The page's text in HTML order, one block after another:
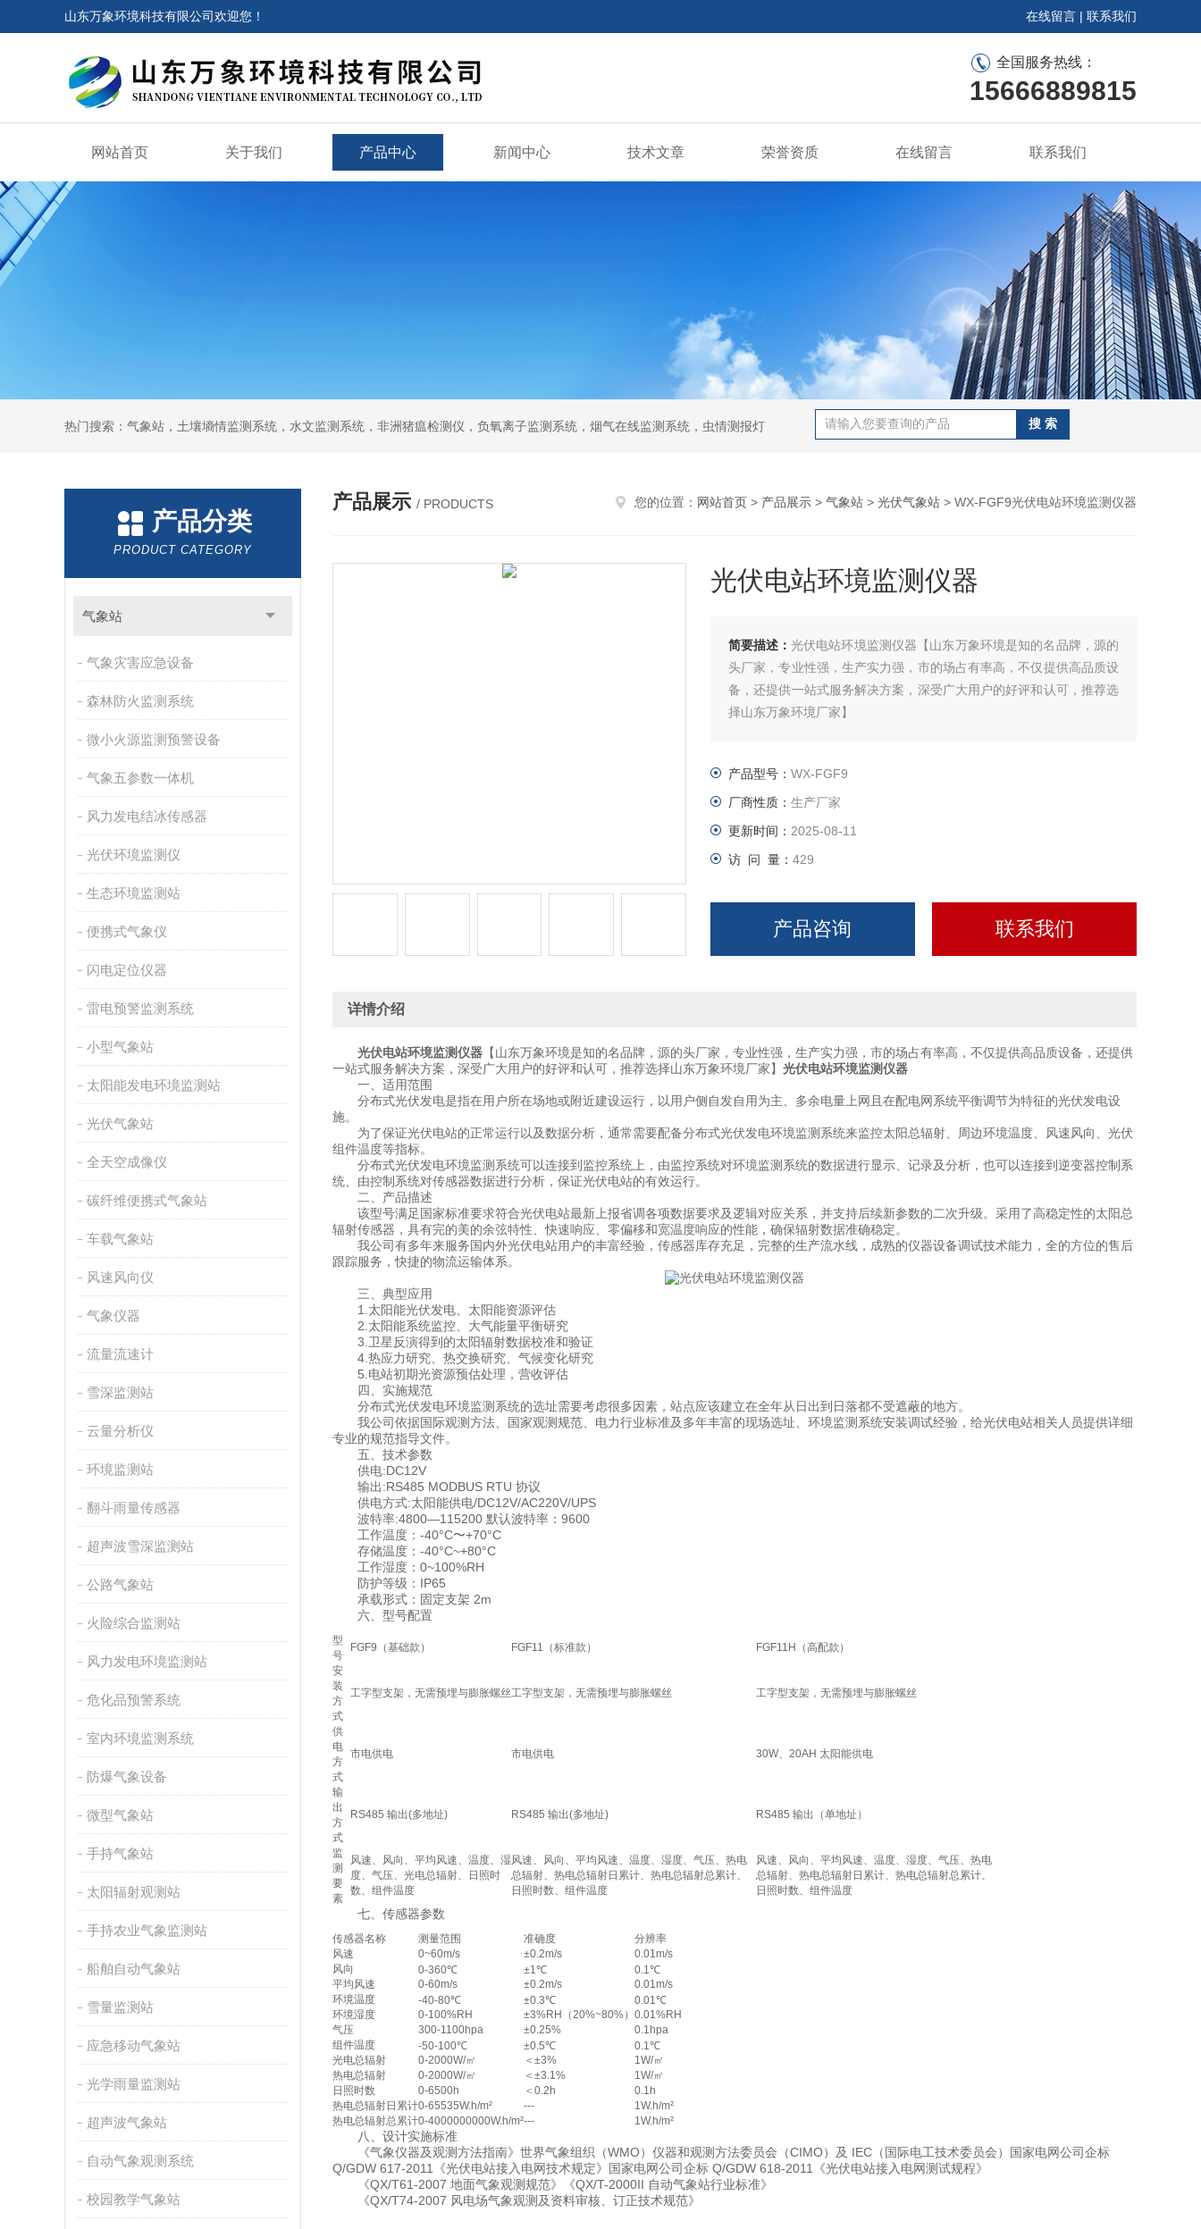
山东万象环境科技有限公司欢迎您！ 在线留言 | 联系我们
全国服务热线：
15666889815
网站首页 关于我们 产品中心 新闻中心 技术文章 荣誉资质 在线留言 联系我们
热门搜索：气象站，土壤墒情监测系统，水文监测系统，非洲猪瘟检测仪，负氧离子监测系统，烟气在线监测系统，虫情测报灯
产品分类
PRODUCT CATEGORY
气象站
气象灾害应急设备
森林防火监测系统
微小火源监测预警设备
气象五参数一体机
风力发电结冰传感器
光伏环境监测仪
生态环境监测站
便携式气象仪
闪电定位仪器
雷电预警监测系统
小型气象站
太阳能发电环境监测站
光伏气象站
全天空成像仪
碳纤维便携式气象站
车载气象站
风速风向仪
气象仪器
流量流速计
雪深监测站
云量分析仪
环境监测站
翻斗雨量传感器
超声波雪深监测站
公路气象站
火险综合监测站
风力发电环境监测站
危化品预警系统
室内环境监测系统
防爆气象设备
微型气象站
手持气象站
太阳辐射观测站
手持农业气象监测站
船舶自动气象站
雪量监测站
应急移动气象站
光学雨量监测站
超声波气象站
自动气象观测系统
校园教学气象站
产品展示 / PRODUCTS 您的位置： 网站首页 > 产品展示 > 气象站 > 光伏气象站 > WX-FGF9光伏电站环境监测仪器
光伏电站环境监测仪器
简要描述： 光伏电站环境监测仪器【山东万象环境是知的名品牌，源的
头厂家，专业性强，生产实力强，市的场占有率高，不仅提供高品质设
备，还提供一站式服务解决方案，深受广大用户的好评和认可，推荐选
择山东万象环境厂家】
产品型号： WX-FGF9
厂商性质： 生产厂家
更新时间： 2025-08-11
访 问 量： 429
产品咨询 联系我们
详情介绍
光伏电站环境监测仪器 【山东万象环境是知的名品牌，源的头厂家，专业性强，生产实力强，市的场占有率高，不仅提供高品质设备，还提供
一站式服务解决方案，深受广大用户的好评和认可，推荐选择山东万象环境厂家】 光伏电站环境监测仪器
一、适用范围
分布式光伏发电是指在用户所在场地或附近建设运行，以用户侧自发自用为主、多余电量上网且在配电网系统平衡调节为特征的光伏发电设
施。
为了保证光伏电站的正常运行以及数据分析，通常需要配备分布式光伏发电环境监测系统来监控太阳总辐射、周边环境温度、风速风向、光伏
组件温度等指标。
分布式光伏发电环境监测系统可以连接到监控系统上，由监控系统对环境监测系统的数据进行显示、记录及分析，也可以连接到逆变器控制系
统、由控制系统对传感器数据进行分析，保证光伏电站的有效运行。
二、产品描述
该型号满足国家标准要求符合光伏电站最新上报省调各项数据要求及逻辑对应关系，并支持后续新参数的二次升级。采用了高稳定性的太阳总
辐射传感器，具有完的美的余弦特性、快速响应、零偏移和宽温度响应的性能，确保辐射数据准确稳定。
我公司有多年来服务国内外光伏电站用户的丰富经验，传感器库存充足，完整的生产流水线，成熟的仪器设备调试技术能力，全的方位的售后
跟踪服务，快捷的物流运输体系。
三、典型应用
1.太阳能光伏发电、太阳能资源评估
2.太阳能系统监控、大气能量平衡研究
3.卫星反演得到的太阳辐射数据校准和验证
4.热应力研究、热交换研究、气候变化研究
5.电站初期光资源预估处理，营收评估
四、实施规范
分布式光伏发电环境监测系统的选址需要考虑很多因素，站点应该建立在全年从日出到日落都不受遮蔽的地方。
我公司依据国际观测方法、国家观测规范、电力行业标准及多年丰富的现场选址、环境监测系统安装调试经验，给光伏电站相关人员提供详细
专业的规范指导文件。
五、技术参数
供电:DC12V
输出:RS485 MODBUS RTU 协议
供电方式:太阳能供电/DC12V/AC220V/UPS
波特率:4800—115200 默认波特率：9600
工作温度：-40°C〜+70°C
存储温度：-40°C~+80°C
工作湿度：0~100%RH
防护等级：IP65
承载形式：固定支架 2m
六、型号配置
型
号
FGF9（基础款） FGF11（标准款）
FGF11H（高配款）
安
装
方
式
工字型支架，无需预埋与膨胀螺丝工字型支架，无需预埋与膨胀螺丝 工字型支架，无需预埋与膨胀螺丝
供
电
方
式
市电供电 市电供电 30W、20AH 太阳能供电
输
出
方
式
RS485 输出(多地址) RS485 输出(多地址) RS485 输出（单地址）
监
测
要
素
风速、风向、平均风速、温度、湿
度、气压、光电总辐射、日照时
数、组件温度
风速、风向、平均风速、温度、湿度、气压、热电
总辐射、热电总辐射日累计、热电总辐射总累计、
日照时数、组件温度
风速、风向、平均风速、温度、湿度、气压、热电
总辐射、热电总辐射日累计、热电总辐射总累计、
日照时数、组件温度
七、传感器参数
传感器名称 测量范围 准确度
分辨率
风速
0~60m/s ±0.2m/s
0.01m/s
风向
0-360℃ ±1℃
0.1℃
平均风速
0-60m/s ±0.2m/s
0.01m/s
环境温度
-40-80℃ ±0.3℃
0.01℃
环境湿度
0-100%RH ±3%RH（20%~80%） 0.01%RH
气压
300-1100hpa ±0.25%
0.1hpa
组件温度
-50-100℃ ±0.5℃
0.1℃
光电总辐射
0-2000W/㎡ ＜±3%
1W/㎡
热电总辐射
0-2000W/㎡ ＜±3.1%
1W/㎡
日照时数
0-6500h ＜0.2h
0.1h
热电总辐射日累计0-65535W.h/m² ---
1W.h/m²
热电总辐射总累计0-4000000000W.h/m²--- 1W.h/m²
八、设计实施标准
《气象仪器及观测方法指南》世界气象组织（WMO）仪器和观测方法委员会（CIMO）及 IEC（国际电工技术委员会）国家电网公司企标
Q/GDW 617-2011《光伏电站接入电网技术规定》国家电网公司企标 Q/GDW 618-2011《光伏电站接入电网测试规程》
《QX/T61-2007 地面气象观测规范》《QX/T-2000II 自动气象站行业标准》
《QX/T74-2007 风电场气象观测及资料审核、订正技术规范》